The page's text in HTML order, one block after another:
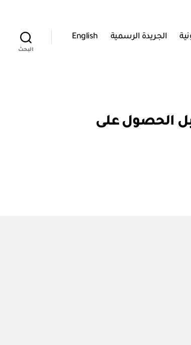
الجريدة الرسمية English
البحث
بتحديد العائد مقابل الحصول على